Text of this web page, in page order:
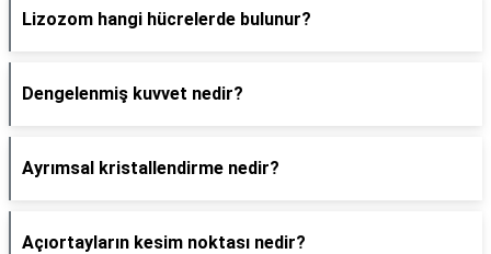
Lizozom hangi hücrelerde bulunur?
Dengelenmiş kuvvet nedir?
Ayrımsal kristallendirme nedir?
Açıortayların kesim noktası nedir?